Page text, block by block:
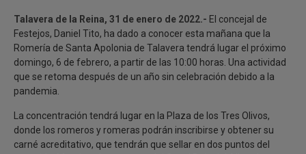
Talavera de la Reina, 31 de enero de 2022.- El concejal de
Festejos, Daniel Tito, ha dado a conocer esta mañana que la
Romería de Santa Apolonia de Talavera tendrá lugar el próximo
domingo, 6 de febrero, a partir de las 10:00 horas. Una actividad
que se retoma después de un año sin celebración debido a la
pandemia.
La concentración tendrá lugar en la Plaza de los Tres Olivos,
donde los romeros y romeras podrán inscribirse y obtener su
carné acreditativo, que tendrán que sellar en dos puntos del